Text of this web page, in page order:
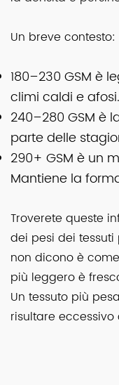
Un breve contesto:
180–230 GSM è
climi caldi e afosi.
240–280 GSM è
parte delle
290+ GSM è un
Mantiene la
Troverete queste
dei pesi dei
non dicono è
più leggero è
Un tessuto più
risultare